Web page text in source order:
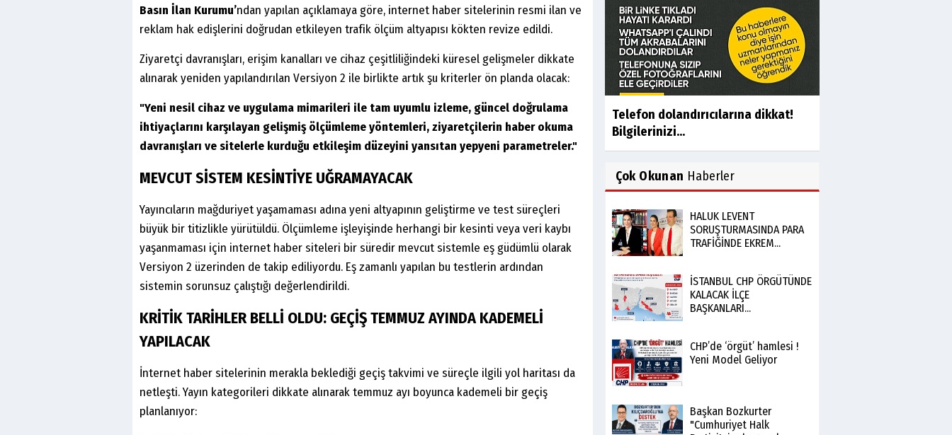
Basın İlan Kurumu’ndan yapılan açıklamaya göre, internet haber sitelerinin resmi ilan ve
reklam hak edişlerini doğrudan etkileyen trafik ölçüm altyapısı kökten revize edildi.
Ziyaretçi davranışları, erişim kanalları ve cihaz çeşitliliğindeki küresel gelişmeler dikkate
alınarak yeniden yapılandırılan Versiyon 2 ile birlikte artık şu kriterler ön planda olacak:
"Yeni nesil cihaz ve uygulama mimarileri ile tam uyumlu izleme, güncel doğrulama
ihtiyaçlarını karşılayan gelişmiş ölçümleme yöntemleri, ziyaretçilerin haber okuma
davranışları ve sitelerle kurduğu etkileşim düzeyini yansıtan yepyeni parametreler."
MEVCUT SİSTEM KESİNTİYE UĞRAMAYACAK
Yayıncıların mağduriyet yaşamaması adına yeni altyapının geliştirme ve test süreçleri
büyük bir titizlikle yürütüldü. Ölçümleme işleyişinde herhangi bir kesinti veya veri kaybı
yaşanmaması için internet haber siteleri bir süredir mevcut sistemle eş güdümlü olarak
Versiyon 2 üzerinden de takip ediliyordu. Eş zamanlı yapılan bu testlerin ardından
sistemin sorunsuz çalıştığı değerlendirildi.
KRİTİK TARİHLER BELLİ OLDU: GEÇİŞ TEMMUZ AYINDA KADEMELİ
YAPILACAK
İnternet haber sitelerinin merakla beklediği geçiş takvimi ve süreçle ilgili yol haritası da
netleşti. Yayın kategorileri dikkate alınarak temmuz ayı boyunca kademeli bir geçiş
planlanıyor:
Telefon dolandırıcılarına dikkat!
Bilgilerinizi...
Çok Okunan Haberler
HALUK LEVENT
SORUŞTURMASINDA PARA
TRAFİĞİNDE EKREM...
İSTANBUL CHP ÖRGÜTÜNDE
KALACAK İLÇE
BAŞKANLARI...
CHP’de ‘örgüt’ hamlesi !
Yeni Model Geliyor
Başkan Bozkurter
"Cumhuriyet Halk